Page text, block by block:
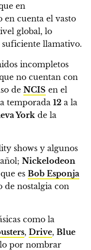
en
en cuenta el vasto
global, lo
suficiente llamativo.
incompletos
no cuentan con
de NCIS en el
temporada 12 a la
York de la
shows y algunos
Nickelodeon
es Bob Esponja
de nostalgia con
como la
, Drive, Blue
por nombrar